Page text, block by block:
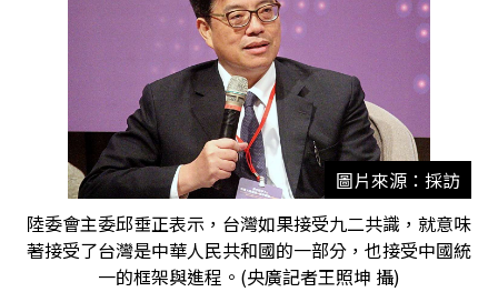
圖片來源：採訪
陸委會主委邱垂正表示，台灣如果接受九二共識，就意味
著接受了台灣是中華人民共和國的一部分，也接受中國統
一的框架與進程。(央廣記者王照坤 攝)